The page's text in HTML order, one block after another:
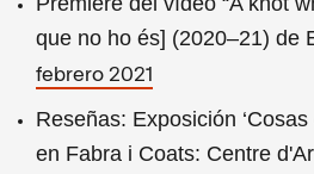
que no ho és] (2020–21) de
febrero 2021
Reseñas: Exposición
en Fabra i Coats: Centre